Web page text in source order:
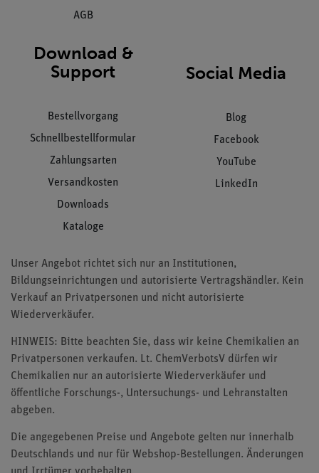
AGB
Download &
Support
Bestellvorgang
Schnellbestellformular
Zahlungsarten
Versandkosten
Downloads
Kataloge
Social Media
Blog
Facebook
YouTube
LinkedIn
Unser Angebot richtet sich nur an Institutionen,
Bildungseinrichtungen und autorisierte Vertragshändler. Kein
Verkauf an Privatpersonen und nicht autorisierte
Wiederverkäufer.
HINWEIS: Bitte beachten Sie, dass wir keine Chemikalien an
Privatpersonen verkaufen. Lt. ChemVerbotsV dürfen wir
Chemikalien nur an autorisierte Wiederverkäufer und
öffentliche Forschungs-, Untersuchungs- und Lehranstalten
abgeben.
Die angegebenen Preise und Angebote gelten nur innerhalb
Deutschlands und nur für Webshop-Bestellungen. Änderungen